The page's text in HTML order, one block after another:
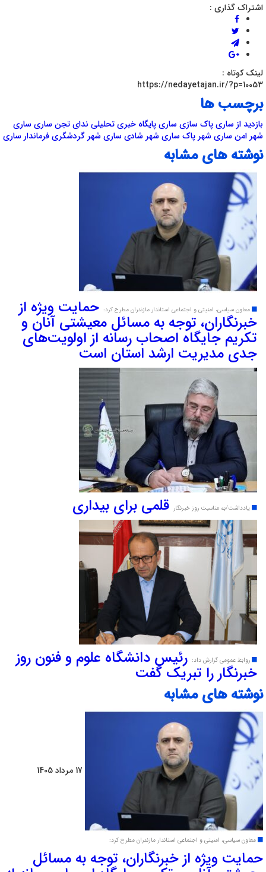
اشتراک گذاری :
لینک کوتاه :
https://nedayetajan.ir/?p=10053
برچسب ها
بازدید از ساریپاک سازی ساریپایگاه خبری تحلیلی ندای تجنساریساری
شهر امنساری شهر پاکساری شهر شادیساری شهر گردشگریفرماندار ساری
نوشته های مشابه
معاون سیاسی، امنیتی و اجتماعی استاندار مازندران مطرح کرد: حمایت ویژه از
خبرنگاران، توجه به مسائل معیشتی آنان و
تکریم جایگاه اصحاب رسانه از اولویت‌های
جدی مدیریت ارشد استان است
یادداشت/به مناسبت روز خبرنگار قلمی برای بیداری
روابط عمومی گزارش داد: رئیس دانشگاه علوم و فنون روز
خبرنگار را تبریک گفت
نوشته های مشابه
17 مرداد 1405
معاون سیاسی، امنیتی و اجتماعی استاندار مازندران مطرح کرد:
حمایت ویژه از خبرنگاران، توجه به مسائل